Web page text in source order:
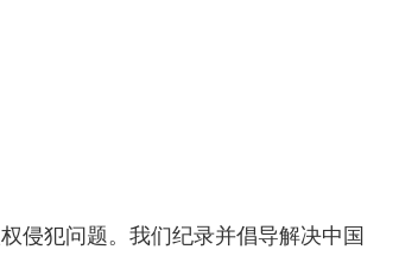
侵犯问题。我们纪录并倡导解决中国